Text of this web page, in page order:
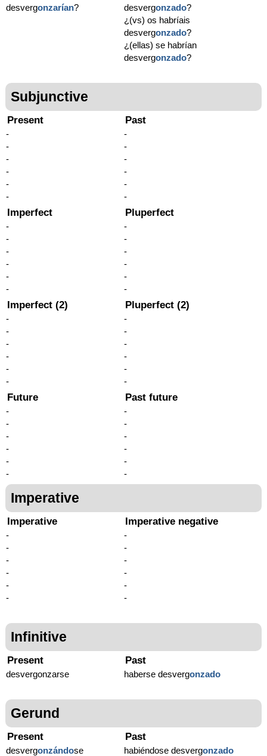
desvergonzarían? desvergonzado?
¿(vs) os habríais
desvergonzado?
¿(ellas) se habrían
desvergonzado?
Subjunctive
Present
-
-
-
-
-
-
Past
-
-
-
-
-
-
Imperfect
-
-
-
-
-
-
Pluperfect
-
-
-
-
-
-
Imperfect (2)
-
-
-
-
-
-
Pluperfect (2)
-
-
-
-
-
-
Future
-
-
-
-
-
-
Past future
-
-
-
-
-
-
Imperative
Imperative
-
-
-
-
-
-
Imperative negative
-
-
-
-
-
-
Infinitive
Present
desvergonzarse
Past
haberse desvergonzado
Gerund
Present
desvergonzándose
Past
habiéndose desvergonzado